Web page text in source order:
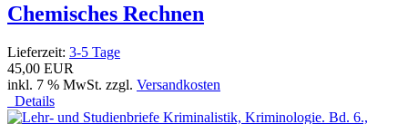
Chemisches Rechnen
Lieferzeit: 3-5 Tage
45,00 EUR
inkl. 7 % MwSt. zzgl. Versandkosten
Details